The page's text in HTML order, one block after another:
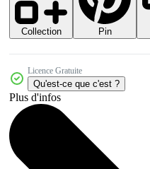
Collection Pin
Licence Gratuite
Qu'est-ce que c'est ?
Plus d'infos